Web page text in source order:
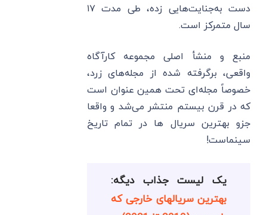
دست به‌جنایت‌هایی زده، طی مدت ۱۷
سال متمرکز است.
منبع و منشأ اصلی مجموعه کارآگاه
واقعی، برگرفته شده از مجله‌های زرد،
خصوصاً مجله‌ای تحت همین عنوان است
که در قرن بیستم منتشر می‌شد و واقعا
جزو بهترین سریال ها در تمام تاریخ
سینماست!
یک لیست جذاب دیگه:
بهترین سریالهای خارجی که